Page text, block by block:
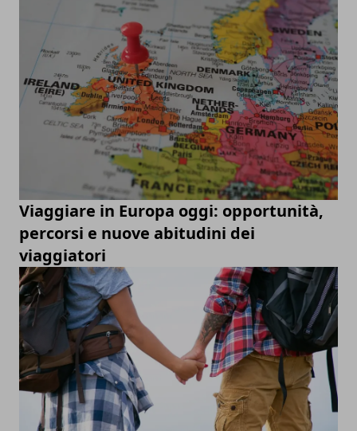
Viaggiare in Europa oggi: opportunità,
percorsi e nuove abitudini dei
viaggiatori